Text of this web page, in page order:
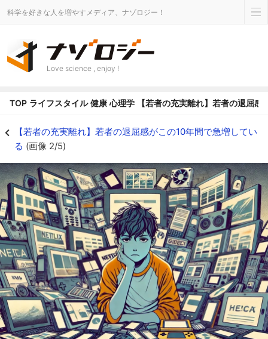
科学を好きな人を増やすメディア、ナゾロジー！
Love science , enjoy !
TOP ライフスタイル 健康 心理学 【若者の充実離れ】若者の退屈
【若者の充実離れ】若者の退屈感がこの10年間で急増してい
る (画像 2/5)